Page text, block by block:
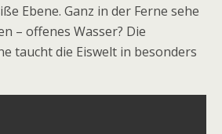
Ebene. Ganz in der Ferne sehe
– offenes Wasser? Die
taucht die Eiswelt in besonders